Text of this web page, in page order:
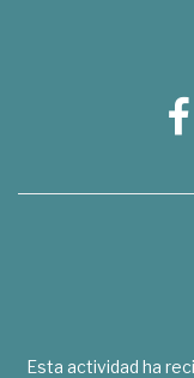
Esta actividad ha